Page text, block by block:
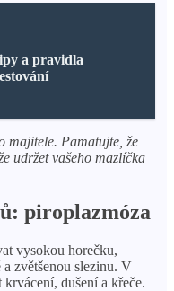
a pravidla
majitele. Pamatujte, že
udržet vašeho mazlíčka
piroplazmóza
vysokou horečku,
zvětšenou slezinu. V
dušení a křeče.